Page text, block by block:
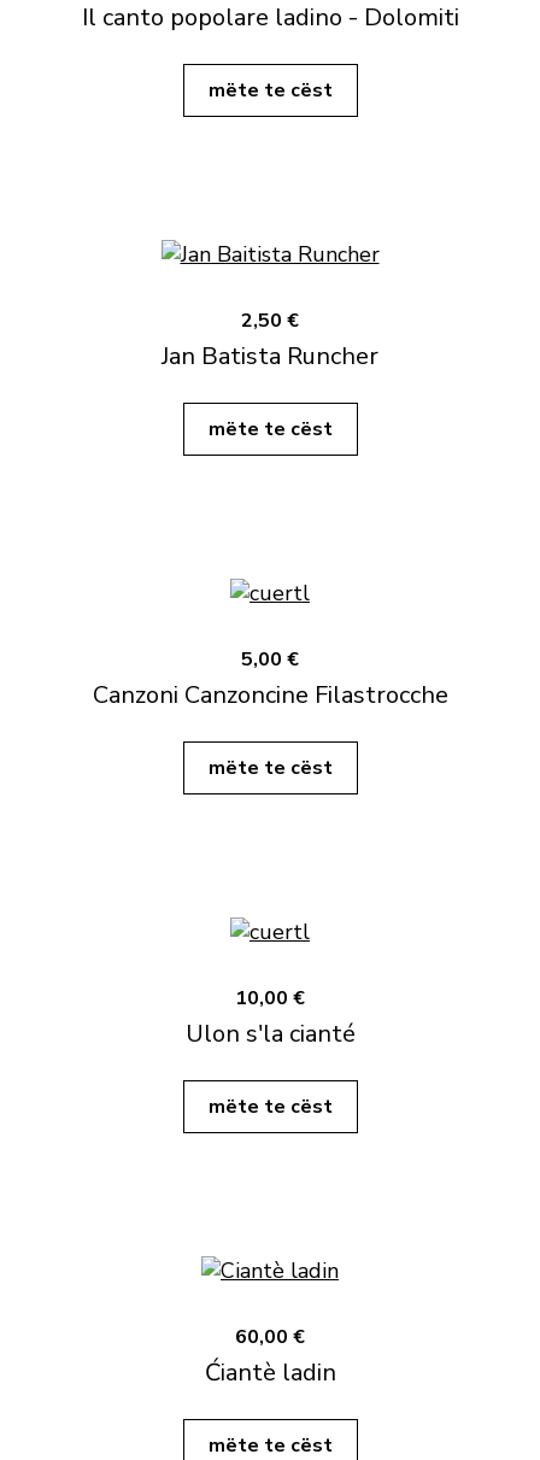
Il canto popolare ladino - Dolomiti
mëte te cëst
2,50 €
Jan Batista Runcher
mëte te cëst
5,00 €
Canzoni Canzoncine Filastrocche
mëte te cëst
10,00 €
Ulon s'la cianté
mëte te cëst
60,00 €
Ćiantè ladin
mëte te cëst